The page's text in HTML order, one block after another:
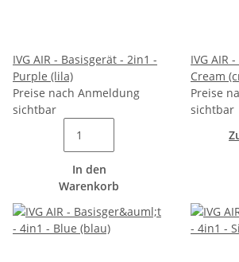
IVG AIR - Basisgerät - 2in1 -
Purple (lila)
Preise nach Anmeldung
sichtbar
In den
Warenkorb
IVG AIR
Cream
Preise
sichtbar